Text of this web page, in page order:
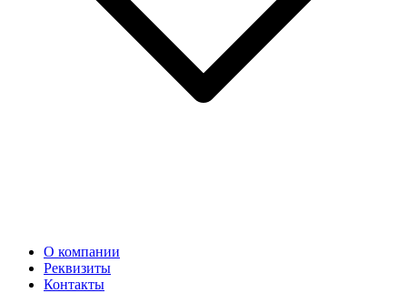
О компании
Реквизиты
Контакты